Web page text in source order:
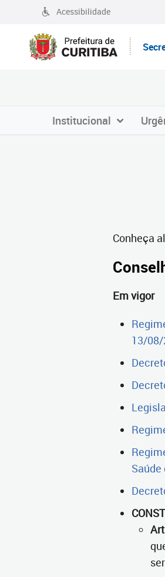
Acessibilidade
Institucional
Conheça
Em vigor
13/